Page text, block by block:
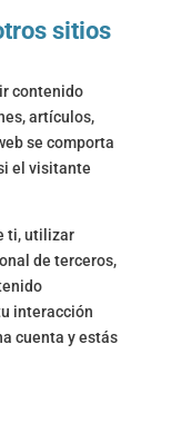
sitios
contenido
artículos,
se comporta
el visitante
ti, utilizar
de terceros,
interacción
cuenta y estás